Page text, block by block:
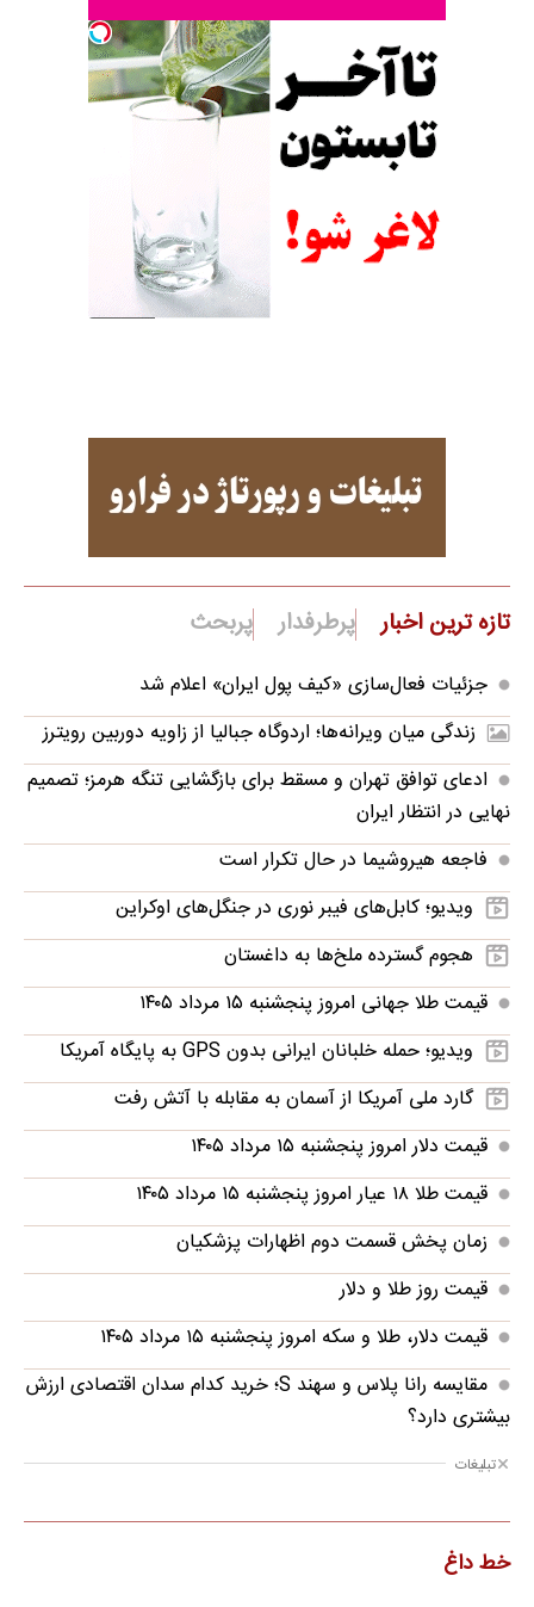
تازه ترین اخبار پرطرفدار پربحث
جزئیات فعال‌سازی «کیف پول ایران» اعلام شد
زندگی میان ویرانه‌ها؛ اردوگاه جبالیا از زاویه دوربین رویترز
ادعای توافق تهران و مسقط برای بازگشایی تنگه هرمز؛ تصمیم
نهایی در انتظار ایران
فاجعه هیروشیما در حال تکرار است
ویدیو؛ کابل‌های فیبر نوری در جنگل‌های اوکراین
هجوم گسترده ملخ‌ها به داغستان
قیمت طلا جهانی امروز پنجشنبه ۱۵ مرداد ۱۴۰۵
ویدیو؛ حمله خلبانان ایرانی بدون GPS به پایگاه آمریکا
گارد ملی آمریکا از آسمان به مقابله با آتش رفت
قیمت دلار امروز پنجشنبه ۱۵ مرداد ۱۴۰۵
قیمت طلا ۱۸ عیار امروز پنجشنبه ۱۵ مرداد ۱۴۰۵
زمان پخش قسمت دوم اظهارات پزشکیان
قیمت روز طلا و دلار
قیمت دلار، طلا و سکه امروز پنجشنبه ۱۵ مرداد ۱۴۰۵
مقایسه رانا پلاس و سهند S؛ خرید کدام سدان اقتصادی ارزش
بیشتری دارد؟
تبلیغات
خط داغ